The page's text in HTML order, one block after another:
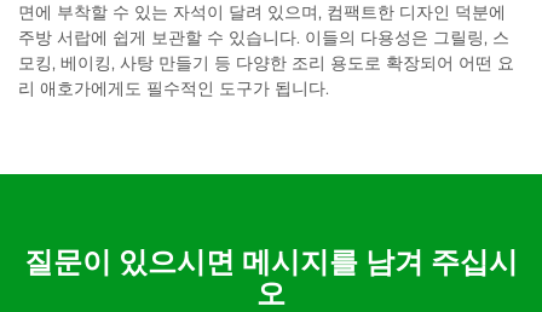
면에 부착할 수 있는 자석이 달려 있으며, 컴팩트한 디자인 덕분에
주방 서랍에 쉽게 보관할 수 있습니다. 이들의 다용성은 그릴링, 스
모킹, 베이킹, 사탕 만들기 등 다양한 조리 용도로 확장되어 어떤 요
리 애호가에게도 필수적인 도구가 됩니다.
질문이 있으시면 메시지를 남겨 주십시
오